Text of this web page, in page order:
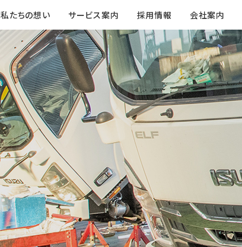
私たちの想い サービス案内 採用情報 会社案内